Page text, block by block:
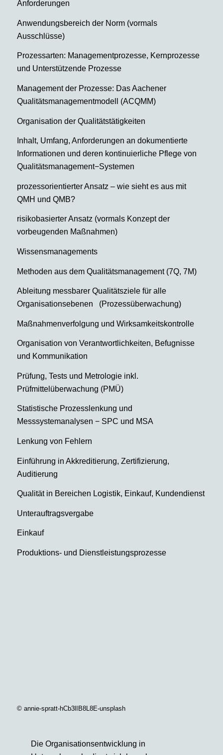
Anforderungen
Anwendungsbereich der Norm (vormals
Ausschlüsse)
Prozessarten: Managementprozesse, Kernprozesse
und Unterstützende Prozesse
Management der Prozesse: Das Aachener
Qualitätsmanagementmodell (ACQMM)
Organisation der Qualitätstätigkeiten
Inhalt, Umfang, Anforderungen an dokumentierte
Informationen und deren kontinuierliche Pflege von
Qualitätsmanagement−Systemen
prozessorientierter Ansatz – wie sieht es aus mit
QMH und QMB?
risikobasierter Ansatz (vormals Konzept der
vorbeugenden Maßnahmen)
Wissensmanagements
Methoden aus dem Qualitätsmanagement (7Q, 7M)
Ableitung messbarer Qualitätsziele für alle
Organisationsebenen (Prozessüberwachung)
Maßnahmenverfolgung und Wirksamkeitskontrolle
Organisation von Verantwortlichkeiten, Befugnisse
und Kommunikation
Prüfung, Tests und Metrologie inkl.
Prüfmittelüberwachung (PMÜ)
Statistische Prozesslenkung und
Messsystemanalysen − SPC und MSA
Lenkung von Fehlern
Einführung in Akkreditierung, Zertifizierung,
Auditierung
Qualität in Bereichen Logistik, Einkauf, Kundendienst
Unterauftragsvergabe
Einkauf
Produktions- und Dienstleistungsprozesse
© annie-spratt-hCb3lIB8L8E-unsplash
Die Organisationsentwicklung in